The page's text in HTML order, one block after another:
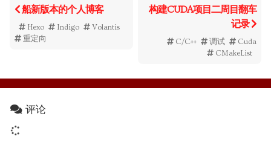
船新版本的个人博客
Hexo Indigo
Volantis
重定向
构建CUDA项目二周目翻车
记录
C/C++ 调试
Cuda
CMakeList
评论